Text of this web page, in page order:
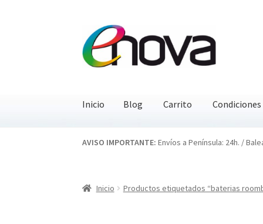
a
la
al
contenido
Inicio Blog Carrito Condiciones
Inicio BlogCarrito CondicionesContacto
AVISO IMPORTANTE: Envíos a Península: 24h. /
Inicio Productos etiquetados “baterias